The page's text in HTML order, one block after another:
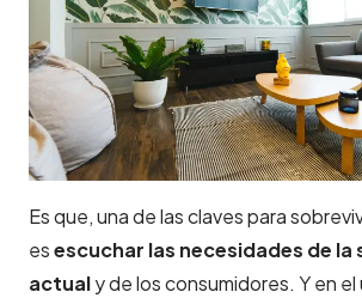
Es que, una de las claves para
esescuchar las necesidades de la
actualy de los consumidores. Y en